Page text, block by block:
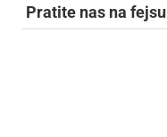
Pratite nas na fejsu